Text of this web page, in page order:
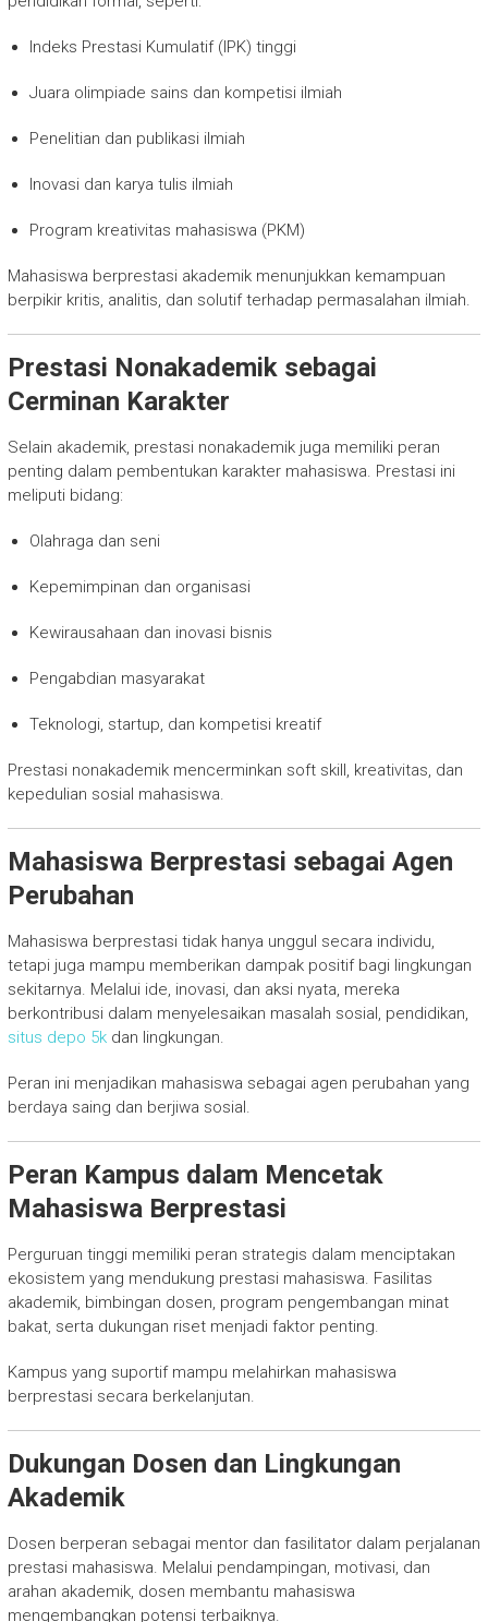
Indeks Prestasi Kumulatif (IPK) tinggi
Juara olimpiade sains dan kompetisi ilmiah
Penelitian dan publikasi ilmiah
Inovasi dan karya tulis ilmiah
Program kreativitas mahasiswa (PKM)
Mahasiswa berprestasi akademik menunjukkan kemampuan
berpikir kritis, analitis, dan solutif terhadap permasalahan ilmiah.
Prestasi Nonakademik sebagai
Cerminan Karakter
Selain akademik, prestasi nonakademik juga memiliki peran
penting dalam pembentukan karakter mahasiswa. Prestasi ini
meliputi bidang:
Olahraga dan seni
Kepemimpinan dan organisasi
Kewirausahaan dan inovasi bisnis
Pengabdian masyarakat
Teknologi, startup, dan kompetisi kreatif
Prestasi nonakademik mencerminkan soft skill, kreativitas, dan
kepedulian sosial mahasiswa.
Mahasiswa Berprestasi sebagai Agen
Perubahan
Mahasiswa berprestasi tidak hanya unggul secara individu,
tetapi juga mampu memberikan dampak positif bagi lingkungan
sekitarnya. Melalui ide, inovasi, dan aksi nyata, mereka
berkontribusi dalam menyelesaikan masalah sosial, pendidikan,
situs depo 5kdan lingkungan.
Peran ini menjadikan mahasiswa sebagai agen perubahan yang
berdaya saing dan berjiwa sosial.
Peran Kampus dalam Mencetak
Mahasiswa Berprestasi
Perguruan tinggi memiliki peran strategis dalam menciptakan
ekosistem yang mendukung prestasi mahasiswa. Fasilitas
akademik, bimbingan dosen, program pengembangan minat
bakat, serta dukungan riset menjadi faktor penting.
Kampus yang suportif mampu melahirkan mahasiswa
berprestasi secara berkelanjutan.
Dukungan Dosen dan Lingkungan
Akademik
Dosen berperan sebagai mentor dan fasilitator dalam perjalanan
prestasi mahasiswa. Melalui pendampingan, motivasi, dan
arahan akademik, dosen membantu mahasiswa
mengembangkan potensi terbaiknya.